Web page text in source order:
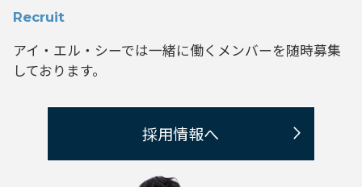
Recruit
アイ・エル・シーでは一緒に働くメンバーを随時募集
しております。
採用情報へ